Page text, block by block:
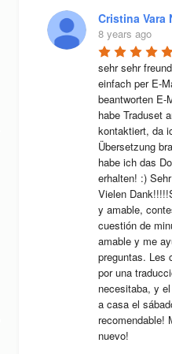
Cristina Vara
8 years ago
sehr sehr
einfach per E-
beantworten E-
habe Traduset
kontaktiert, da
Übersetzung
habe ich das
erhalten! :)
Vielen
y amable,
cuestión de
amable y me
preguntas. Les
por una
necesitaba, y
a casa el
recomendable!
nuevo!